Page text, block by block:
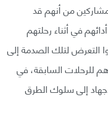
من أنهم قد
في أثناء رحلتهم
التعرض لتلك الصدمة إلى
للرحلات السابقة، في
إلى سلوك الطرق